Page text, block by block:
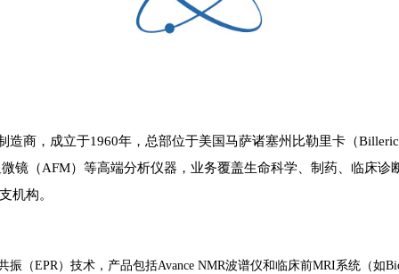
造商，成立于1960年，总部位于美国马萨诸塞州比勒里卡（
镜（AFM）等高端分析仪器，业务覆盖生命科学、制药、临床
机构。
（EPR）技术，产品包括Avance NMR波谱仪和临床前MRI系统（如